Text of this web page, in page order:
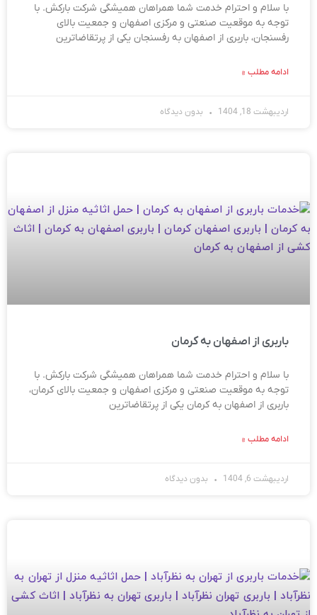
با سلام و احترام خدمت شما همراهان همیشگی شرکت بارکش. با
توجه به موقعیت صنعتی و مرکزی اصفهان و جمعیت بالای
رفسنجان، باربری از اصفهان به رفسنجان یکی از پرتقاضاترین
ادامه مطلب »
اردیبهشت 18, 1404 بدون دیدگاه
باربری از اصفهان به کرمان
با سلام و احترام خدمت شما همراهان همیشگی شرکت بارکش. با
توجه به موقعیت صنعتی و مرکزی اصفهان و جمعیت بالای کرمان،
باربری از اصفهان به کرمان یکی از پرتقاضاترین
ادامه مطلب »
اردیبهشت 6, 1404 بدون دیدگاه